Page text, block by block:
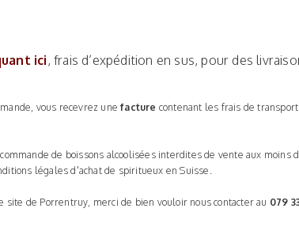
ici, frais d’expédition en sus, pour des
vous recevrez unefacture contenant les frais de
de boissons alcoolisées interdites de vente aux moins
légales d'achat de spiritueux en Suisse.
de Porrentruy, merci de bien vouloir nous contacter au 079